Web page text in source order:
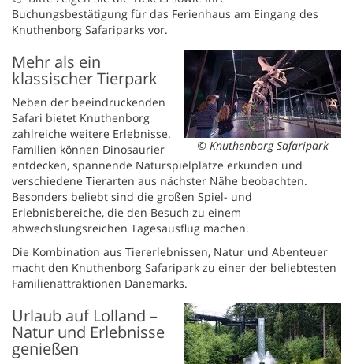
Buchungsbestätigung für das Ferienhaus am Eingang des
Knuthenborg Safariparks vor.
© Knuthenborg Safaripark
Mehr als ein
klassischer Tierpark
Neben der beeindruckenden
Safari bietet Knuthenborg
zahlreiche weitere Erlebnisse.
Familien können Dinosaurier
entdecken, spannende Naturspielplätze erkunden und
verschiedene Tierarten aus nächster Nähe beobachten.
Besonders beliebt sind die großen Spiel- und
Erlebnisbereiche, die den Besuch zu einem
abwechslungsreichen Tagesausflug machen.
Die Kombination aus Tiererlebnissen, Natur und Abenteuer
macht den Knuthenborg Safaripark zu einer der beliebtesten
Familienattraktionen Dänemarks.
Urlaub auf Lolland –
Natur und Erlebnisse
genießen